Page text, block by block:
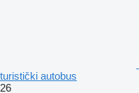
turistički autobus
26